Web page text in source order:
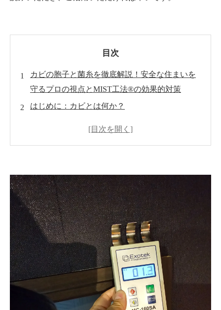
目次
カビの胞子と菌糸を徹底解説！安全な住まいを
守るプロの視点とMIST工法®の効果的対策
はじめに：カビとは何か？
健康への影響と建材へのダメージ
MIST工法®カビバスターズによる対策の特徴
事例紹介：MIST工法®で解決したカビ被害
日常でできるカビ対策＆メンテナンス
よくある質問（Q&A）
まとめ
お問い合わせ
世良 秀雄-カビのプロフェッシャル-